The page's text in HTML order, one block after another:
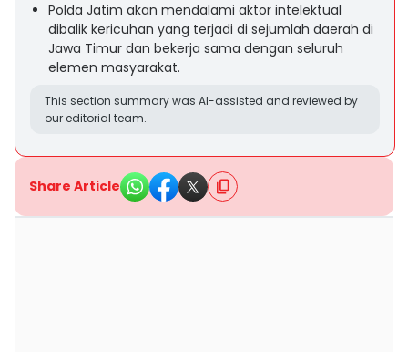
Polda Jatim akan mendalami aktor intelektual
dibalik kericuhan yang terjadi di sejumlah daerah di
Jawa Timur dan bekerja sama dengan seluruh
elemen masyarakat.
This section summary was AI-assisted and reviewed by
our editorial team.
Share Article